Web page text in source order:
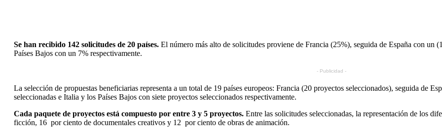
Se han recibido 142 solicitudes de 20 países. El número más alto de solicitudes proviene de Francia (25%), seguida de España con
Países Bajos con un 7% respectivamente.
- Publicidad -
La selección de propuestas beneficiarias representa a un total de 19 países europeos: Francia (20 proyectos seleccionados), seguida de
seleccionadas e Italia y los Países Bajos con siete proyectos seleccionados respectivamente.
Cada paquete de proyectos está compuesto por entre 3 y 5 proyectos. Entre las solicitudes seleccionadas, la representación de los
ficción, 16 por ciento de documentales creativos y 12 por ciento de obras de animación.